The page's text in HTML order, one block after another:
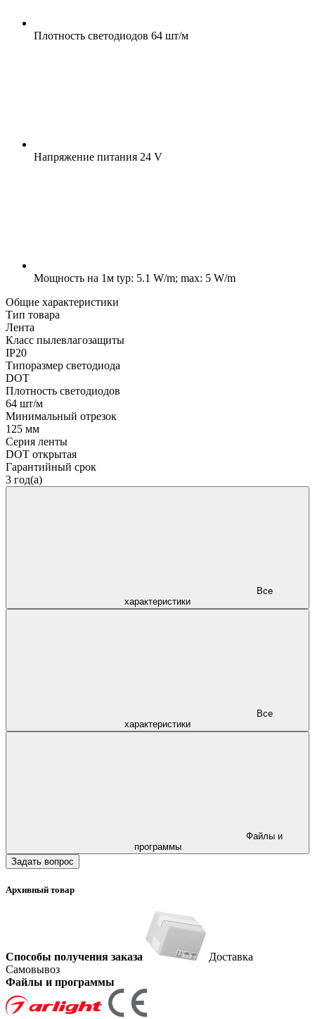
Плотность светодиодов 64 шт/м
Напряжение питания 24 V
Мощность на 1м typ: 5.1 W/m; max: 5 W/m
Общие характеристики
Тип товара
Лента
Класс пылевлагозащиты
IP20
Типоразмер светодиода
DOT
Плотность светодиодов
64 шт/м
Минимальный отрезок
125 мм
Серия ленты
DOT открытая
Гарантийный срок
3 год(а)
характеристики
характеристики
программы
Задать вопрос
Архивный товар
Способы получения заказа
Доставка
Самовывоз
Файлы и программы